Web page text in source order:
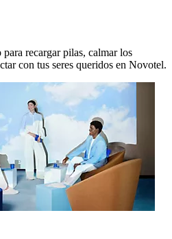
recargar pilas, calmar los
con tus seres queridos en Novotel.